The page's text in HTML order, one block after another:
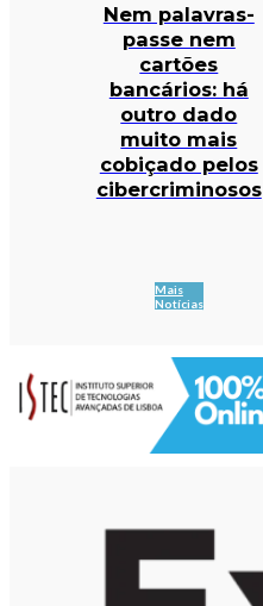
Nem palavras-
passe nem
cartões
bancários: há
outro dado
muito mais
cobiçado pelos
cibercriminosos
Mais
Notícias